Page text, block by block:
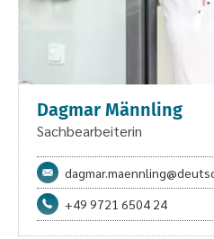
Dagmar Männling
Sachbearbeiterin
+49 9721 6504 24